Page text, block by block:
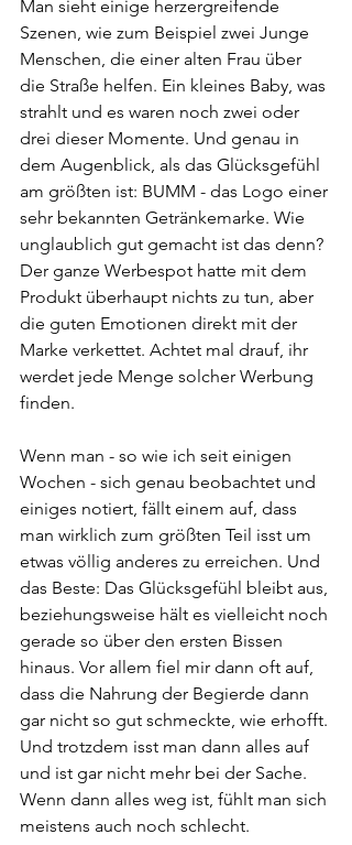
Man sieht einige herzergreifende
Szenen, wie zum Beispiel zwei Junge
Menschen, die einer alten Frau über
die Straße helfen. Ein kleines Baby, was
strahlt und es waren noch zwei oder
drei dieser Momente. Und genau in
dem Augenblick, als das Glücksgefühl
am größten ist: BUMM - das Logo einer
sehr bekannten Getränkemarke. Wie
unglaublich gut gemacht ist das denn?
Der ganze Werbespot hatte mit dem
Produkt überhaupt nichts zu tun, aber
die guten Emotionen direkt mit der
Marke verkettet. Achtet mal drauf, ihr
werdet jede Menge solcher Werbung
finden.
Wenn man - so wie ich seit einigen
Wochen - sich genau beobachtet und
einiges notiert, fällt einem auf, dass
man wirklich zum größten Teil isst um
etwas völlig anderes zu erreichen. Und
das Beste: Das Glücksgefühl bleibt aus,
beziehungsweise hält es vielleicht noch
gerade so über den ersten Bissen
hinaus. Vor allem fiel mir dann oft auf,
dass die Nahrung der Begierde dann
gar nicht so gut schmeckte, wie erhofft.
Und trotzdem isst man dann alles auf
und ist gar nicht mehr bei der Sache.
Wenn dann alles weg ist, fühlt man sich
meistens auch noch schlecht.